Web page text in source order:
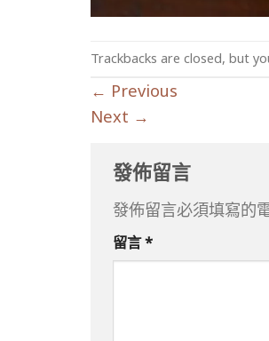
Trackbacks are closed, but
← Previous
Next →
發佈留言
發佈留言必須填寫的
留言*